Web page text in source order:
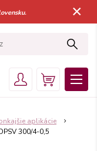
×
aplikácie
300/4-0,5